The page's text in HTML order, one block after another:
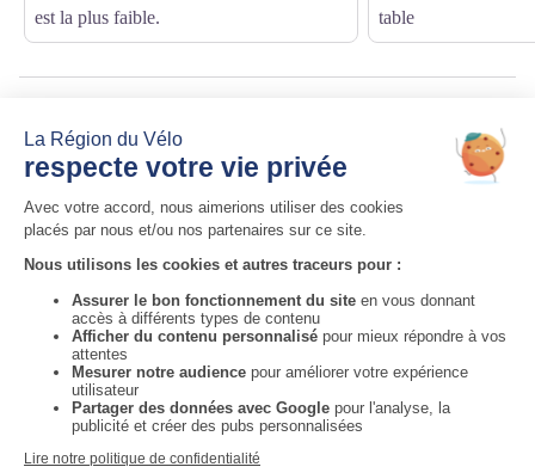
est la plus faible.
table
Auvergne-Rhône-Alpes Tourisme
http://fr.auvergnerhonealpes-tourisme.com/
Auvergne-Rhône-Alpes Tourisme
Informations complémentaires